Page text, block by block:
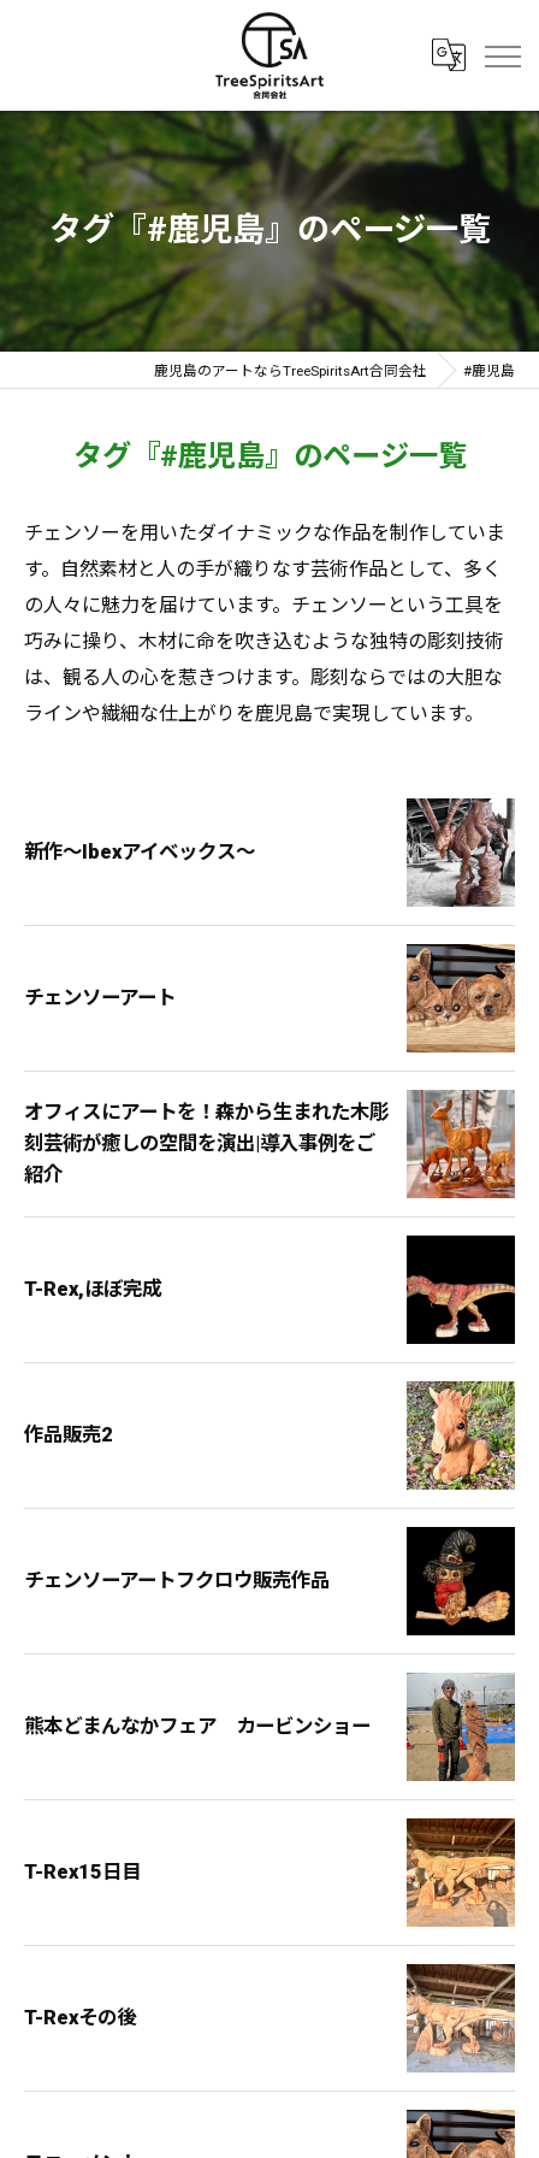
タグ『#鹿児島』のページ一覧
鹿児島のアートならTreeSpiritsArt合同会社 #鹿児島
タグ『#鹿児島』のページ一覧
チェンソーを用いたダイナミックな作品を制作していま
す。自然素材と人の手が織りなす芸術作品として、多く
の人々に魅力を届けています。チェンソーという工具を
巧みに操り、木材に命を吹き込むような独特の彫刻技術
は、観る人の心を惹きつけます。彫刻ならではの大胆な
ラインや繊細な仕上がりを鹿児島で実現しています。
新作〜Ibexアイベックス〜
チェンソーアート
オフィスにアートを！森から生まれた木彫
刻芸術が癒しの空間を演出|導入事例をご
紹介
T-Rex,ほぼ完成
作品販売2
チェンソーアートフクロウ販売作品
熊本どまんなかフェア カービンショー
T-Rex15日目
T-Rexその後